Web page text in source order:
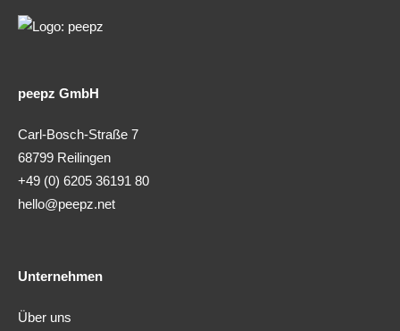
peepz GmbH
Carl-Bosch-Straße 7
68799 Reilingen
+49 (0) 6205 36191 80
hello@peepz.net
Unternehmen
Über uns